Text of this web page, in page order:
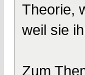
Theorie,
weil sie
Zum